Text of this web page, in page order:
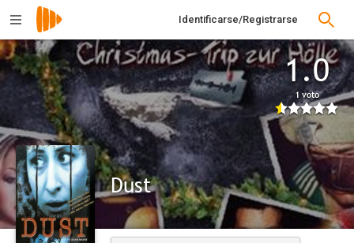
Identificarse/Registrarse
1.0
1 voto
Dust